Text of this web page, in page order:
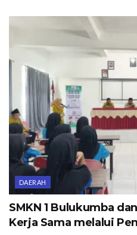
DAERAH
SMKN 1 Bulukumba
Kerja Sama melalui